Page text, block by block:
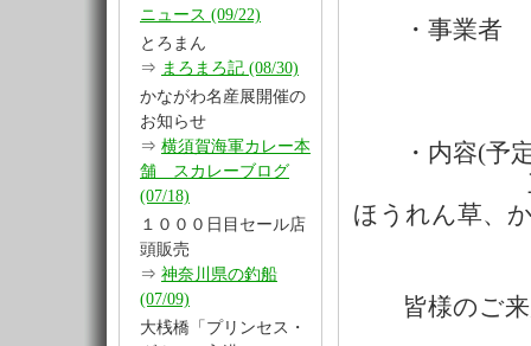
ニュース (09/22)
とろまん
⇒ まろまろ記 (08/30)
かながわ名産展開催の
お知らせ
⇒ 横須賀海軍カレー本
舗 スカレーブログ
(07/18)
１０００日目セール店
頭販売
⇒ 神奈川県の釣船
(07/09)
大桟橋「プリンセス・
・事業者
・内容(予
三浦だい
ほうれん草、
皆様のご来